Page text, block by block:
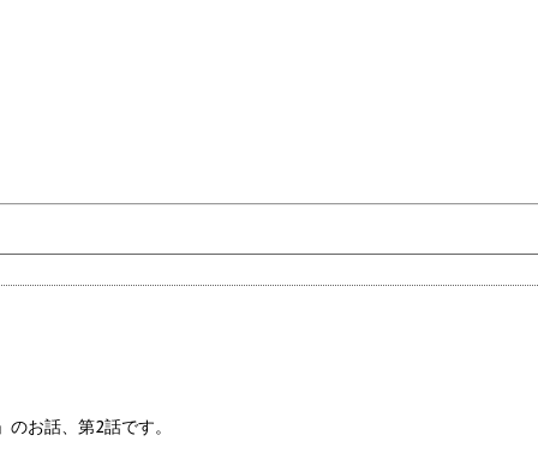
のお話、第2話です。